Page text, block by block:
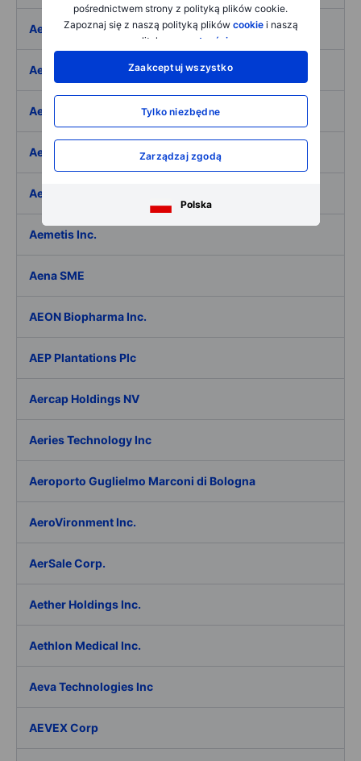
pośrednictwem strony z polityką plików cookie.
Zapoznaj się z naszą polityką plików cookiei naszą
polityką
prywatności
Zaakceptuj wszystko
Tylko niezbędne
Zarządzaj zgodą
Polska
Aeffe
Aegon Ltd
Aegon Ltd. - ADR
Aehr Test Systems
Aeluma Inc.
Aemetis Inc.
Aena SME
AEON Biopharma Inc.
AEP Plantations Plc
Aercap Holdings NV
Aeries Technology Inc
Aeroporto Guglielmo Marconi di Bologna
AeroVironment Inc.
AerSale Corp.
Aether Holdings Inc.
Aethlon Medical Inc.
Aeva Technologies Inc
AEVEX Corp